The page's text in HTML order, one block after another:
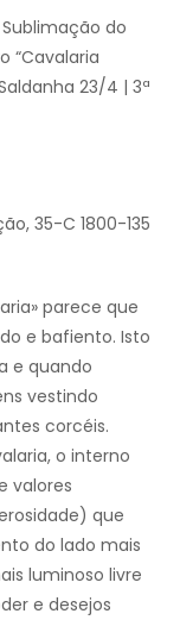
do
“Cavalaria
23/4 | 3ª
35-C 1800-135
parece que
e bafiento. Isto
e quando
vestindo
corcéis.
o interno
valores
que
do lado mais
luminoso livre
e desejos